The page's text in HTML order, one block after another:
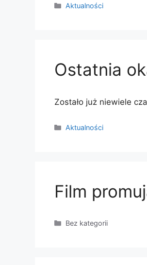
Kategorie
Aktualności
Ostatnia
Zostało już niewiele
Kategorie
Aktualności
Film
Kategorie
Bez kategorii